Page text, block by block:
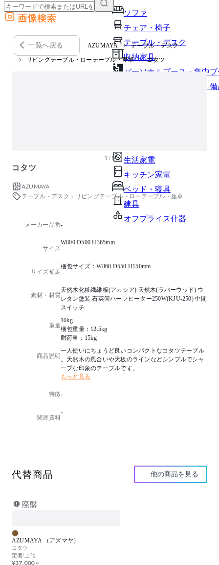
ソファ
チェア・椅子
テーブル・デスク
収納家具
パーソナルブース・集中
オフィスアクセサリー・
生活家電
キッチン家電
ベッド・寝具
建具
オフプライス什器
外部サイトの商品をカートに追加
他のサイトで見つけた商品ページのURLを貼り付けて、カートに追加できます
画像検索
一覧へ戻る AZUMAYA テーブル・デスク
リビングテーブル・ローテーブル・座卓 コタツ
1 / 9
コタツ
AZUMAYA
テーブル・デスク
リビングテーブル・ローテーブル・座卓
メーカー品番-
サイズ
W800 D500 H365mm
サイズ補足
梱包サイズ：W860 D550 H150mm
素材・材質
天然木化粧繊維板(アカシア) 天然木(ラバーウッド) ウ
レタン塗装 石英管ハーフヒーター250W(KJU-250) 中間
スイッチ
重量
10kg
梱包重量：12.5kg
耐荷重：15kg
商品説明
一人使いにちょうど良いコンパクトなコタツテーブル
。天然木の風合いや天板のラインなどシンプルでシャ
ープな印象のテーブルです。
もっと見る
特徴-
関連資料
-
代替商品 他の商品を見る
廃盤
AZUMAYA （アズマヤ）
コタツ
定価/上代:
¥37,000 ~